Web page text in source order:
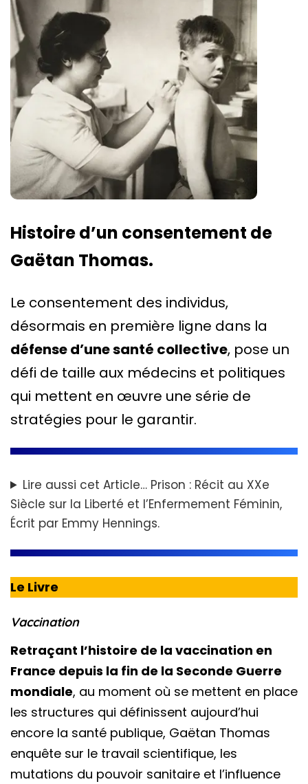
Histoire d’un consentement de
Gaëtan Thomas.
Le consentement des individus,
désormais en première ligne dans la
défense d’une santé collective, pose un
défi de taille aux médecins et politiques
qui mettent en œuvre une série de
stratégies pour le garantir.
Lire aussi cet Article… Prison : Récit au XXe
Siècle sur la Liberté et l’Enfermement Féminin,
Écrit par Emmy Hennings.
Le Livre
Vaccination
Retraçant l’histoire de la vaccination en
France depuis la fin de la Seconde Guerre
mondiale, au moment où se mettent en place
les structures qui définissent aujourd’hui
encore la santé publique, Gaëtan Thomas
enquête sur le travail scientifique, les
mutations du pouvoir sanitaire et l’influence